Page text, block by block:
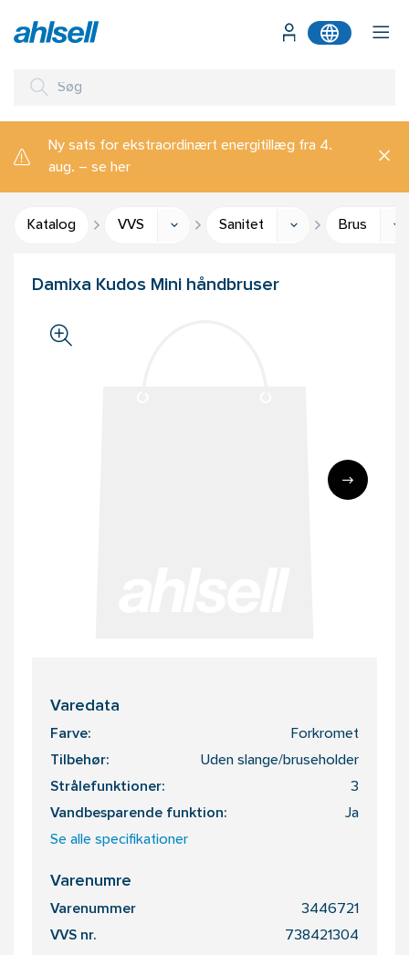
Ny sats for ekstraordinært energitillæg fra 4.
aug. – se her
Katalog VVS Sanitet Brus
Damixa Kudos Mini håndbruser
Varedata
Farve: Forkromet
Tilbehør: Uden slange/bruseholder
Strålefunktioner: 3
Vandbesparende funktion: Ja
Se alle specifikationer
Varenumre
Varenummer 3446721
VVS nr. 738421304